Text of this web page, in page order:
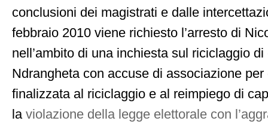
conclusioni dei magistrati e dalle
febbraio 2010 viene richiesto l’arresto di
nell’ambito di una inchiesta sul riciclaggio
Ndrangheta con accuse di associazione per
finalizzata al riciclaggio e al reimpiego di
la violazione della legge elettorale con